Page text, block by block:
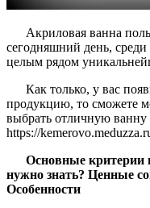
Акриловая ванна
сегодняшний день, среди
целым рядом
Как только, у вас
продукцию, то сможете
выбрать отличную
https://
Основные критерии
нужно знать? Ценные
Особенности